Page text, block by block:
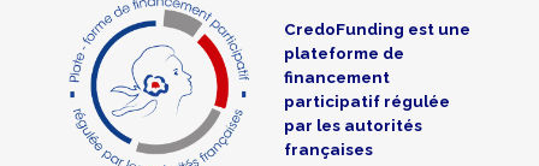
CredoFunding est une
plateforme de
financement
participatif régulée
par les autorités
françaises